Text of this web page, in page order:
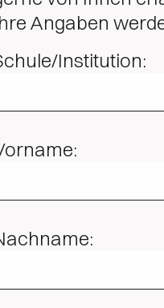
Angaben
Institution: